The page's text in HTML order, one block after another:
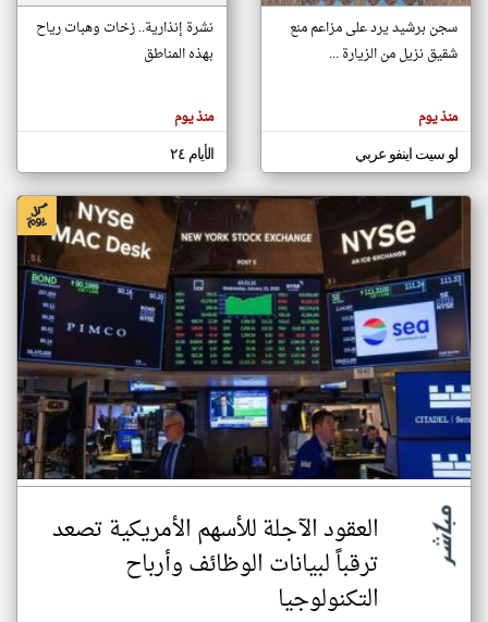
مصادر الأخبار من المغرب
اخبار المغرب على مدار الساعة
أهم اخبار المغرب العاجلة والمباشرة
المقالات
الموجوده
هنا عن
وجهة
نظر
كاتبيها.
سجن برشيد يرد على مزاعم منع
شقيق نزيل من الزيارة ...
منذ يوم
لو سيت اينفو عربي
نشرة إنذارية.. زخات وهبات رياح
بهذه المناطق
منذ يوم
الأيام ٢٤
العقود الآجلة للأسهم الأمريكية تصعد
ترقباً لبيانات الوظائف وأرباح
التكنولوجيا
klyoum.com